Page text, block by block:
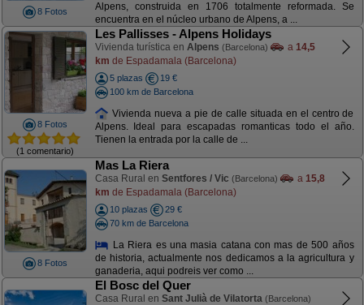
8 Fotos
Alpens, construida en 1706 totalmente reformada. Se
encuentra en el núcleo urbano de Alpens, a ...
8 Fotos
(1 comentario)
Les Pallisses - Alpens Holidays
Vivienda turística en Alpens (Barcelona) a 14,5
km de Espadamala (Barcelona)
5 plazas
19 €
100 km de Barcelona
Vivienda nueva a pie de calle situada en el centro de
Alpens. Ideal para escapadas romanticas todo el año.
Tienen la entrada por la calle de ...
8 Fotos
Mas La Riera
Casa Rural en Sentfores / Vic (Barcelona) a 15,8
km de Espadamala (Barcelona)
10 plazas
29 €
70 km de Barcelona
La Riera es una masia catana con mas de 500 años
de historia, actualmente nos dedicamos a la agricultura y
ganaderia, aqui podreis ver como ...
El Bosc del Quer
Casa Rural en Sant Julià de Vilatorta (Barcelona)